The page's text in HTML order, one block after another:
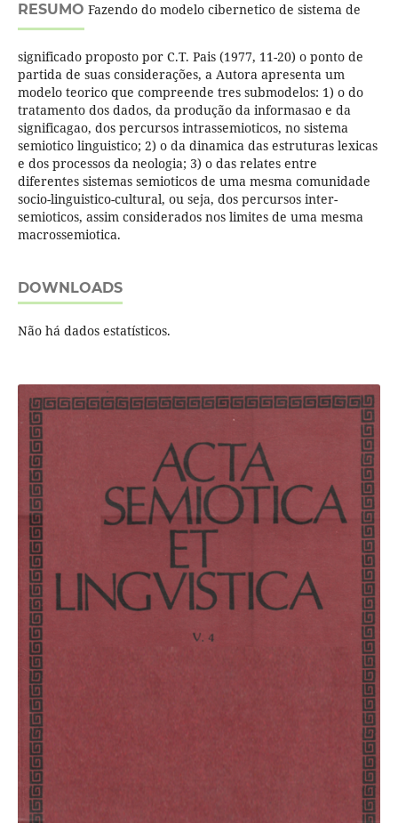
RESUMO Fazendo do modelo cibernetico de sistema de
significado proposto por C.T. Pais (1977, 11-20) o ponto de
partida de suas considerações, a Autora apresenta um
modelo teorico que compreende tres submodelos: 1) o do
tratamento dos dados, da produção da informasao e da
significagao, dos percursos intrassemioticos, no sistema
semiotico linguistico; 2) o da dinamica das estruturas lexicas
e dos processos da neologia; 3) o das relates entre
diferentes sistemas semioticos de uma mesma comunidade
socio-linguistico-cultural, ou seja, dos percursos inter-
semioticos, assim considerados nos limites de uma mesma
macrossemiotica.
DOWNLOADS
Não há dados estatísticos.